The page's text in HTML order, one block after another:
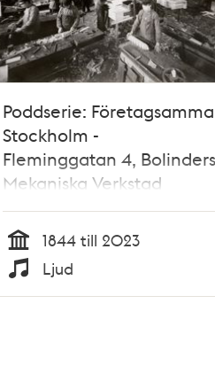
Poddserie: Företagsamma
Stockholm -
Fleminggatan 4, Bolinders
Mekaniska Verkstad
Tid
1844 till 2023
Typ
Ljud